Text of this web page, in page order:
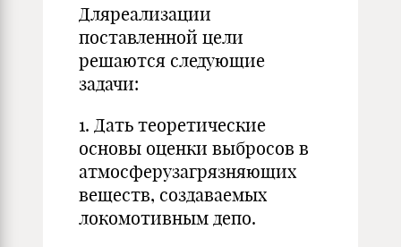
Дляреализации
поставленной цели
решаются следующие
задачи:
1. Дать теоретические
основы оценки выбросов в
атмосферузагрязняющих
веществ, создаваемых
локомотивным депо.